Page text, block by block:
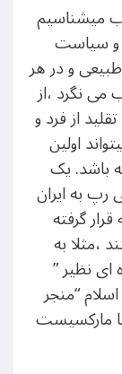
میشناسیم
و سیاست
و در هر
می نگرد ،از
از فرد و
اولین
باشد. یک
رپ به ایران
گرفته
،مثلا به
ای نظیر ”
“منجر
مارکسیست